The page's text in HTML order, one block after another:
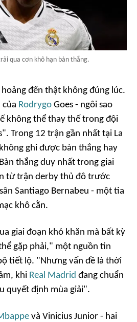
qua cơn khô hạn bàn thắng.
đến thật không đúng lúc.
Rodrygo Goes - ngôi sao
không thể thay thế trong đội
Trong 12 trận gần nhất tại La
ghi được bàn thắng hay
thắng duy nhất trong giai
từ trận derby thủ đô trước
Santiago Bernabeu - một tia
khô cằn.
giai đoạn khó khăn mà bất kỳ
gặp phải," một nguồn tin
tiết lộ. "Nhưng vấn đề là thời
khi Real Madrid đang chuẩn
quyết định mùa giải".
và Vinicius Junior - hai